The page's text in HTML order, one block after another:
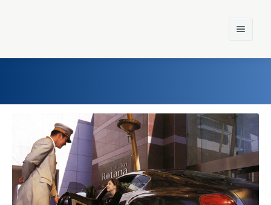
Einst und Heute
Marken
Konzerne